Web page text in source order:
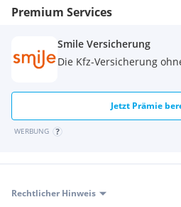
Premium Services
Smile Versicherung
Die Kfz-Versicherung
Jetzt Prämie
WERBUNG
Rechtlicher Hinweis